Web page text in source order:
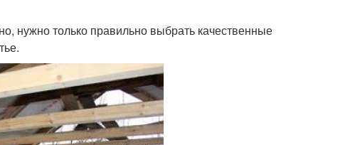
нужно только правильно выбрать качественные